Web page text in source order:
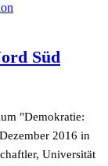
Süd
"Demokratie:
2016 in
Universität